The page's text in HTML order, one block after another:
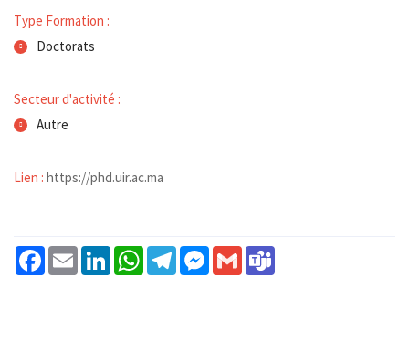
Type Formation :
Doctorats
Secteur d'activité :
Autre
Lien : https://phd.uir.ac.ma
Facebook
Email LinkedInWhatsAppTelegramMessenger
Gmail